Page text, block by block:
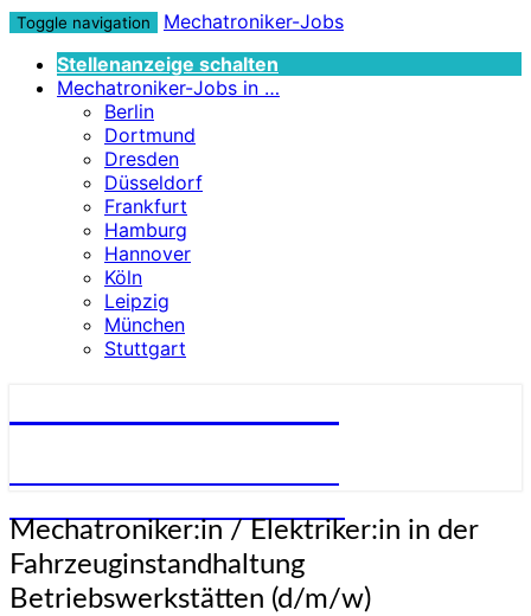
Toggle navigation
Mechatroniker-Jobs
Stellenanzeige schalten
Mechatroniker-Jobs in …
Berlin
Dortmund
Dresden
Düsseldorf
Frankfurt
Hamburg
Hannover
Köln
Leipzig
München
Stuttgart
Mechatroniker:in
/
Elektriker:in
in
Mechatroniker:in / Elektriker:in in der
Fahrzeuginstandhaltung
Betriebswerkstätten (d/m/w)